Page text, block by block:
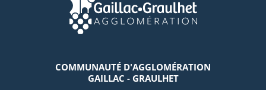
COMMUNAUTÉ D'AGGLOMÉRATION
GAILLAC - GRAULHET